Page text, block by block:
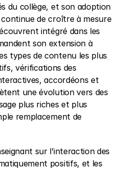
du collège, et son adoption
de croître à mesure
intégré dans les
son extension à
types de contenu les plus
vérifications des
accordéons et
une évolution vers des
plus riches et plus
remplacement de
sur l’interaction des
positifs, et les